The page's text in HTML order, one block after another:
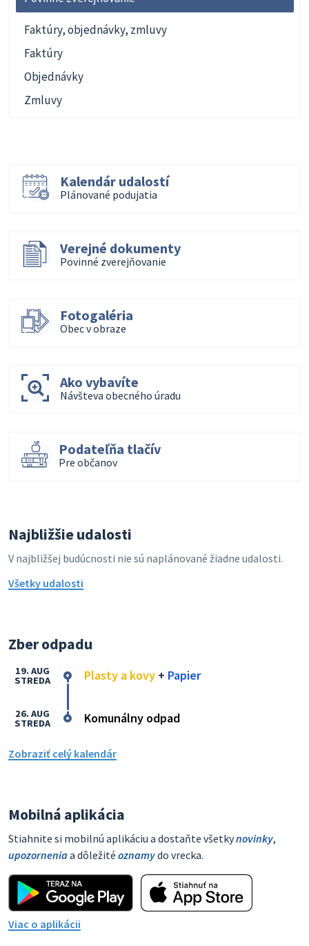
Faktúry, objednávky, zmluvy
Faktúry
Objednávky
Zmluvy
Kalendár udalostí
Plánované podujatia
Verejné dokumenty
Povinné zverejňovanie
Fotogaléria
Obec v obraze
Ako vybavíte
Návšteva obecného úradu
Podateľňa tlačív
Pre občanov
Najbližšie udalosti
V najbližšej budúcnosti nie sú naplánované žiadne udalosti.
Všetky udalosti
Zber odpadu
Plasty a kovy + Papier
19. AUG
STREDA
Komunálny odpad
26. AUG
STREDA
Zobraziť celý kalendár
Mobilná aplikácia
Stiahnite si mobilnú aplikáciu a dostaňte všetkynovinky,
upozorneniaa dôležité oznamydo vrecka.
Viac o aplikácii